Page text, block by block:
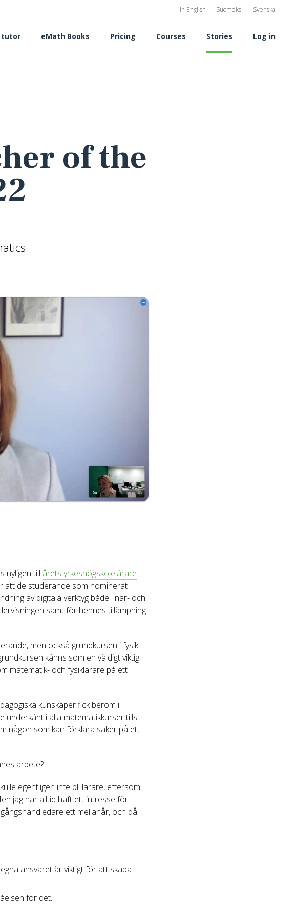
In English Suomeksi Svenska
tutor eMath Books Pricing Courses Stories Log in
of the
nyligen till årets yrkeshögskolelärare
att de studerande som nominerat
av digitala verktyg både i när- och
samt för hennes tillämpning
men också grundkursen i fysik
känns som en väldigt viktig
matematik- och fysiklärare på ett
kunskaper fick beröm i
underkänt i alla matematikkurser tills
någon som kan förklara saker på ett
arbete?
egentligen inte bli lärare, eftersom
jag har alltid haft ett intresse för
ett mellanår, och då
ansvaret är viktigt för att skapa
för det.